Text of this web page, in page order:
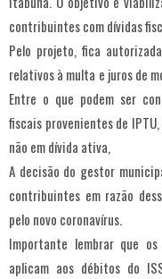
contribuintes com dívidas
Pelo projeto, fica
relativos à multa e juros de
Entre o que podem ser
fiscais provenientes de
não em dívida ativa,
A decisão do gestor
contribuintes em razão
pelo novo coronavírus.
Importante lembrar que
aplicam aos débitos do